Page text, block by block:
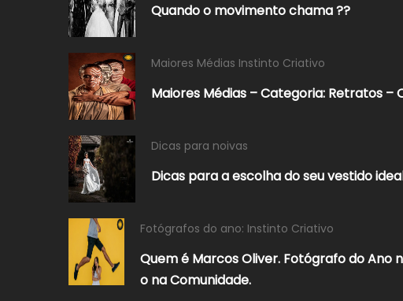
Quando o movimento chama ??
Maiores Médias Instinto Criativo
Maiores Médias – Categoria: Retratos –
Dicas para noivas
Dicas para a escolha do seu vestido
Fotógrafos do ano: Instinto Criativo
Quem é Marcos Oliver. Fotógrafo do Ano
o na Comunidade.